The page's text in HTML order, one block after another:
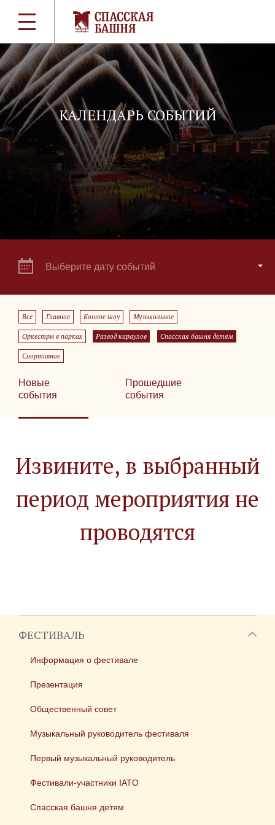
КАЛЕНДАРЬ СОБЫТИЙ
Выберите дату событий
Все Главное Конное шоу Музыкальное
Оркестры в парках Развод караулов Спасская башня детям
Спортивное
Новые
события
Прошедшие
события
Извините, в выбранный
период мероприятия не
проводятся
ФЕСТИВАЛЬ
Информация о фестивале
Презентация
Общественный совет
Музыкальный руководитель фестиваля
Первый музыкальный руководитель
Фестивали-участники IATO
Спасская башня детям